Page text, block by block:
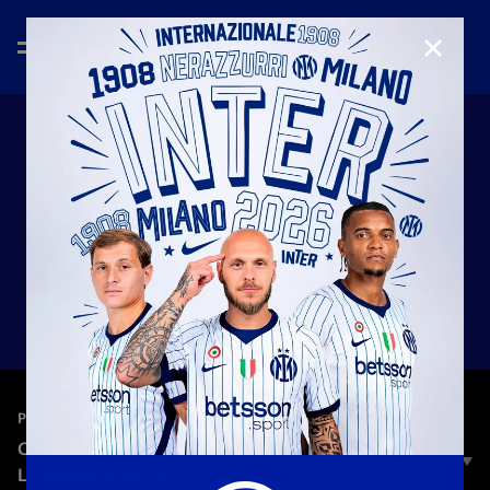
PRESS CONFERENCE—25 apr 2026
CHIVU: "AMO DA MORIRE QUESTI RAGAZZI: ME
LI TENGO STRETTI"